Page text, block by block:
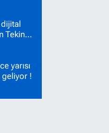
Tekin
yarısı
geliyor !